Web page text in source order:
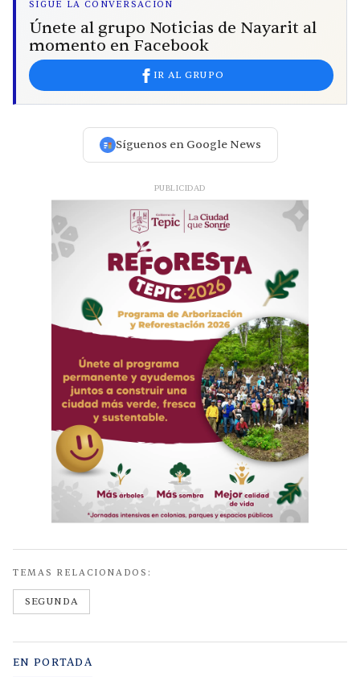
SIGUE LA CONVERSACIÓN
Únete al grupo Noticias de Nayarit al
momento en Facebook
IR AL GRUPO
Síguenos en Google News
PUBLICIDAD
TEMAS RELACIONADOS:
SEGUNDA
EN PORTADA